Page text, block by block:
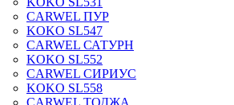
CARWEL ПУР
KOKO SL547
CARWEL САТУРН
KOKO SL552
CARWEL СИРИУС
KOKO SL558
CARWEL ТОДЖА